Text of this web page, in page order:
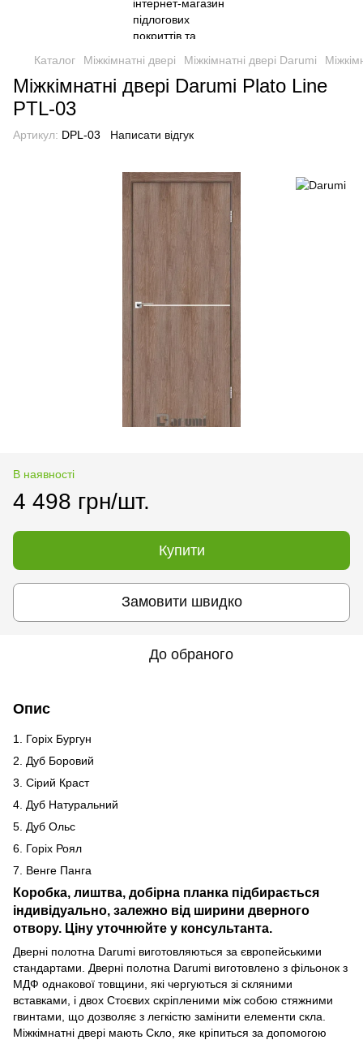
Каталог Міжкімнатні двері Міжкімнатні двері Darumi
Міжкімнатні двері Darumi Plato Line
PTL-03
Артикул: DPL-03 Написати відгук
В наявності
4 498 грн/шт.
Купити
Замовити швидко
До обраного
Опис
1. Горіх Бургун
2. Дуб Боровий
3. Сірий Краст
4. Дуб Натуральний
5. Дуб Ольс
6. Горіх Роял
7. Венге Панга
Коробка, лиштва, добірна планка підбирається
індивідуально, залежно від ширини дверного
отвору. Ціну уточнюйте у консультанта.
Дверні полотна Darumi виготовляються за європейськими
стандартами. Дверні полотна Darumi виготовлено з фільонок з
МДФ однакової товщини, які чергуються зі скляними
вставками, і двох Стоєвих скріпленими між собою стяжними
гвинтами, що дозволяє з легкістю замінити елементи скла.
Міжкімнатні двері мають Скло, яке кріпиться за допомогою